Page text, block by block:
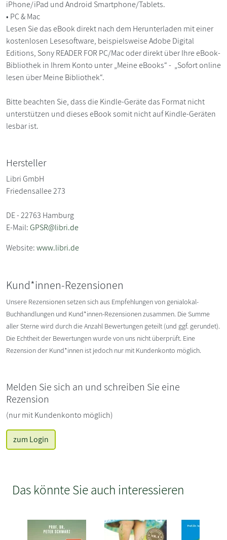
iPhone/iPad und Android Smartphone/Tablets.
• PC & Mac
Lesen Sie das eBook direkt nach dem Herunterladen mit einer
kostenlosen Lesesoftware, beispielsweise Adobe Digital
Editions, Sony READER FOR PC/Mac oder direkt über Ihre eBook-
Bibliothek in Ihrem Konto unter „Meine eBooks“ - „Sofort online
lesen über Meine Bibliothek“.
Bitte beachten Sie, dass die Kindle-Geräte das Format nicht
unterstützen und dieses eBook somit nicht auf Kindle-Geräten
lesbar ist.
Hersteller
Libri GmbH
Friedensallee 273
DE - 22763 Hamburg
E-Mail:GPSR@libri.de
Website:www.libri.de
Kund*innen-Rezensionen
Unsere Rezensionen setzen sich aus Empfehlungen von genialokal-
Buchhandlungen und Kund*innen-Rezensionen zusammen. Die Summe
aller Sterne wird durch die Anzahl Bewertungen geteilt (und ggf. gerundet).
Die Echtheit der Bewertungen wurde von uns nicht überprüft. Eine
Rezension der Kund*innen ist jedoch nur mit Kundenkonto möglich.
Melden Sie sich an und schreiben Sie eine
Rezension
(nur mit Kundenkonto möglich)
zum Login
Das könnte Sie auch interessieren